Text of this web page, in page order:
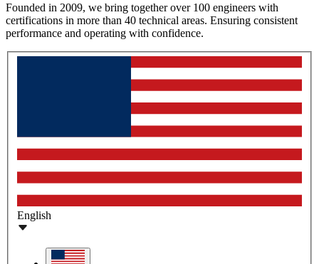
Founded in 2009, we bring together over 100 engineers with
certifications in more than 40 technical areas. Ensuring consistent
performance and operating with confidence.
English